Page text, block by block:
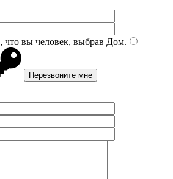
вы человек, выбрав Дом.